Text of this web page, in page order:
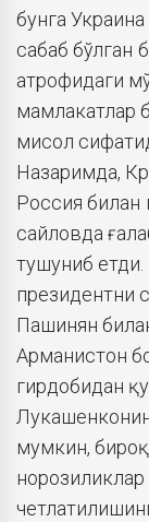
бунга
сабаб бўлган
атрофидаги
мамлакатлар
мисол
Назаримда,
Россия билан
сайловда
тушуниб етди.
президентни
Пашинян
Арманистон
гирдобидан
мумкин,